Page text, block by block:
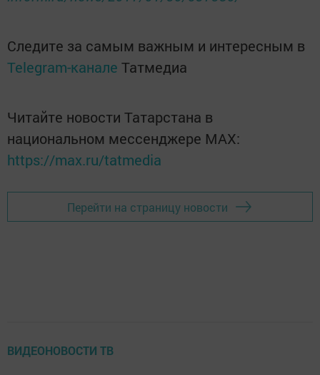
Следите за самым важным и интересным в
Telegram-канале Татмедиа
Читайте новости Татарстана в
национальном мессенджере MАХ:
https://max.ru/tatmedia
Перейти на страницу новости
ВИДЕОНОВОСТИ ТВ